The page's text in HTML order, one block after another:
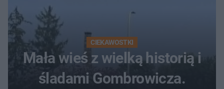
CIEKAWOSTKI
Mała wieś z wielką historią i
śladami Gombrowicza.